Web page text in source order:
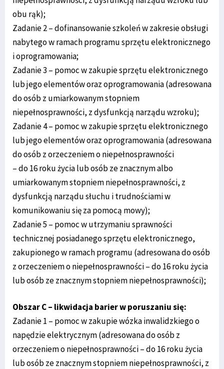
obu rąk);
Zadanie 2 – dofinansowanie szkoleń w zakresie obsługi
nabytego w ramach programu sprzętu elektronicznego
i oprogramowania;
Zadanie 3 – pomoc w zakupie sprzętu elektronicznego
lub jego elementów oraz oprogramowania (adresowana
do osób z umiarkowanym stopniem
niepełnosprawności, z dysfunkcją narządu wzroku);
Zadanie 4 – pomoc w zakupie sprzętu elektronicznego
lub jego elementów oraz oprogramowania (adresowana
do osób z orzeczeniem o niepełnosprawności
– do 16 roku życia lub osób ze znacznym albo
umiarkowanym stopniem niepełnosprawności, z
dysfunkcją narządu słuchu i trudnościami w
komunikowaniu się za pomocą mowy);
Zadanie 5 – pomoc w utrzymaniu sprawności
technicznej posiadanego sprzętu elektronicznego,
zakupionego w ramach programu (adresowana do osób
z orzeczeniem o niepełnosprawności – do 16 roku życia
lub osób ze znacznym stopniem niepełnosprawności);
Obszar C – likwidacja barier w poruszaniu się:
Zadanie 1 – pomoc w zakupie wózka inwalidzkiego o
napędzie elektrycznym (adresowana do osób z
orzeczeniem o niepełnosprawności – do 16 roku życia
lub osób ze znacznym stopniem niepełnosprawności, z